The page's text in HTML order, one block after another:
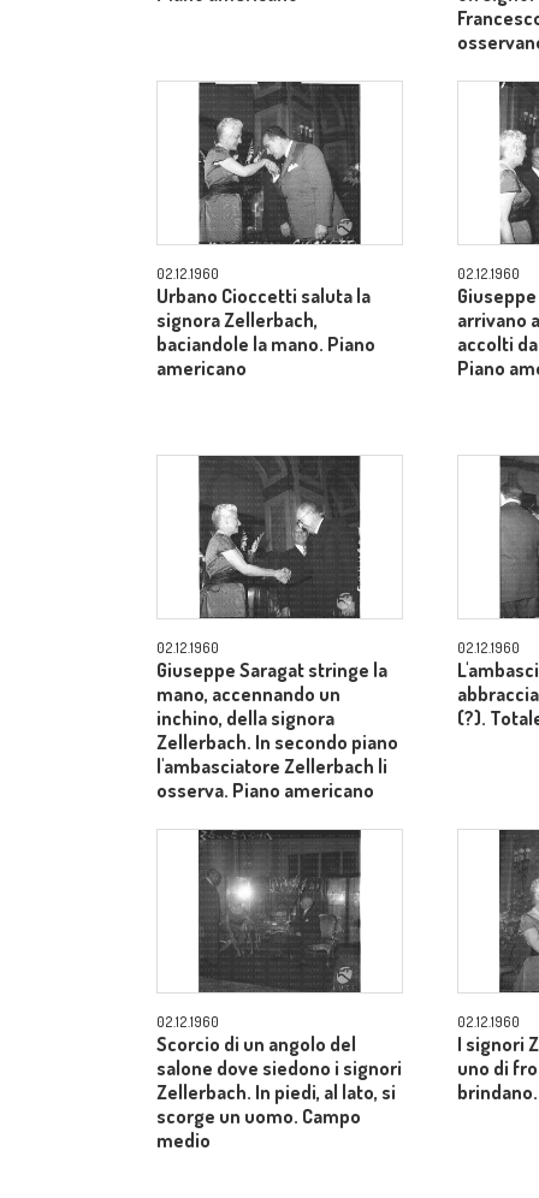
02.12.1960
Urbano Cioccetti saluta la
signora Zellerbach,
baciandole la mano. Piano
americano
02.12.1960
arrivano
accolti
Piano
02.12.1960
Giuseppe Saragat stringe la
mano, accennando un
inchino, della signora
Zellerbach. In secondo piano
l'ambasciatore Zellerbach li
osserva. Piano americano
02.12.1960
(?).
02.12.1960
Scorcio di un angolo del
salone dove siedono i signori
Zellerbach. In piedi, al lato, si
scorge un uomo. Campo
medio
02.12.1960
I signori
uno di